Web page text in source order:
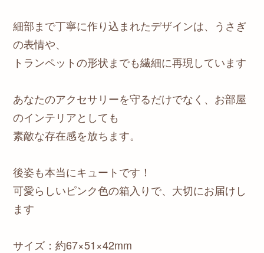
細部まで丁寧に作り込まれたデザインは、うさぎ
の表情や、
トランペットの形状までも繊細に再現しています
あなたのアクセサリーを守るだけでなく、お部屋
のインテリアとしても
素敵な存在感を放ちます。
後姿も本当にキュートです！
可愛らしいピンク色の箱入りで、大切にお届けし
ます
サイズ：約67×51×42mm